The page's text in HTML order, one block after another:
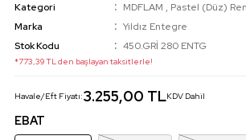
Kategori MDFLAM , Pastel (Düz)
Marka
Yıldız Entegre
Stok Kodu
450.GRİ 280 ENTG
*773,39 TL den başlayan taksitlerle!
Havale/Eft Fiyatı:3.255,00 TLKDV Dahil
EBAT